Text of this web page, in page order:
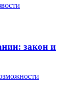
закон и